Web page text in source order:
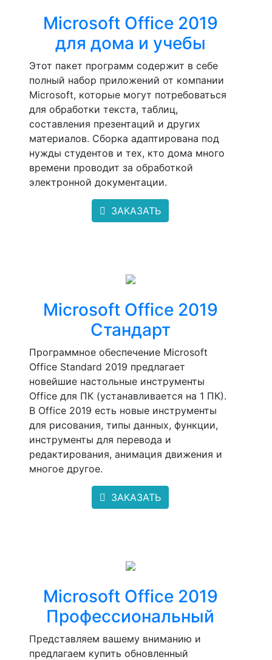
Microsoft Office 2019
для дома и учебы
Этот пакет программ содержит в себе
полный набор приложений от компании
Microsoft, которые могут потребоваться
для обработки текста, таблиц,
составления презентаций и других
материалов. Сборка адаптирована под
нужды студентов и тех, кто дома много
времени проводит за обработкой
электронной документации.
ЗАКАЗАТЬ
Microsoft Office 2019
Стандарт
Программное обеспечение Microsoft
Office Standard 2019 предлагает
новейшие настольные инструменты
Office для ПК (устанавливается на 1 ПК).
В Office 2019 есть новые инструменты
для рисования, типы данных, функции,
инструменты для перевода и
редактирования, анимация движения и
многое другое.
ЗАКАЗАТЬ
Microsoft Office 2019
Профессиональный
Представляем вашему вниманию и
предлагаем купить обновленный